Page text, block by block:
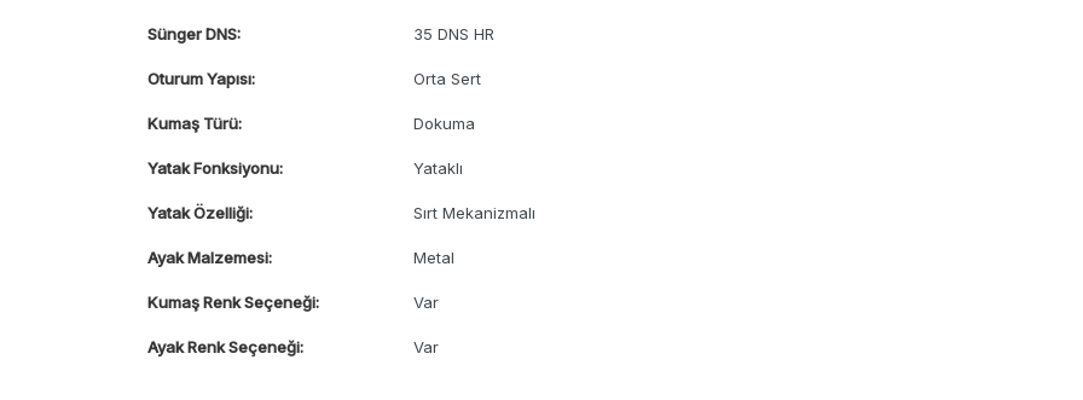
Sünger DNS: 35 DNS HR
Oturum Yapısı: Orta Sert
Kumaş Türü: Dokuma
Yatak Fonksiyonu: Yataklı
Yatak Özelliği: Sırt Mekanizmalı
Ayak Malzemesi: Metal
Kumaş Renk Seçeneği: Var
Ayak Renk Seçeneği: Var